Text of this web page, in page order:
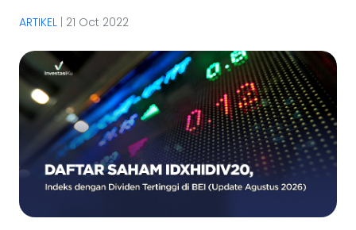
ARTIKEL | 21 Oct 2022